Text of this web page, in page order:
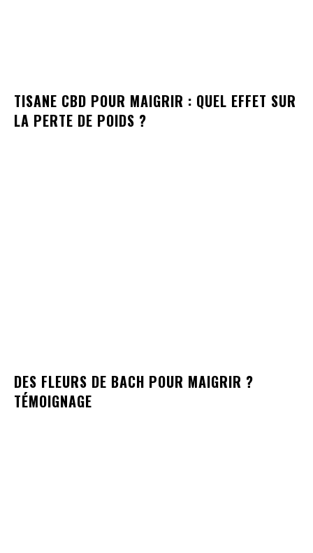
TISANE CBD POUR MAIGRIR : QUEL EFFET SUR
LA PERTE DE POIDS ?
DES FLEURS DE BACH POUR MAIGRIR ?
TÉMOIGNAGE